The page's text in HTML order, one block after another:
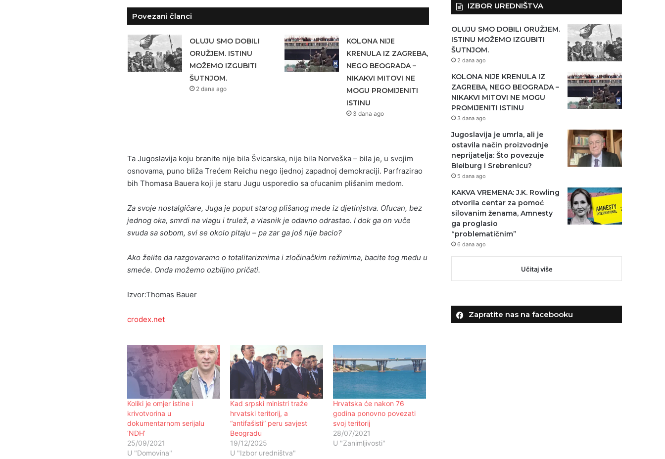
Povezani članci
OLUJU SMO DOBILI
ORUŽJEM. ISTINU
MOŽEMO IZGUBITI
ŠUTNJOM.
2 dana ago
KOLONA NIJE
KRENULA IZ ZAGREBA,
NEGO BEOGRADA –
NIKAKVI MITOVI NE
MOGU PROMIJENITI
ISTINU
3 dana ago
Ta Jugoslavija koju branite nije bila Švicarska, nije bila Norveška – bila je, u svojim
osnovama, puno bliža Trećem Reichu nego ijednoj zapadnoj demokraciji. Parfrazirao
bih Thomasa Bauera koji je staru Jugu usporedio sa ofucanim plišanim medom.
Za svoje nostalgičare, Juga je poput starog plišanog mede iz djetinjstva. Ofucan, bez
jednog oka, smrdi na vlagu i trulež, a vlasnik je odavno odrastao. I dok ga on vuče
svuda sa sobom, svi se okolo pitaju – pa zar ga još nije bacio?
Ako želite da razgovaramo o totalitarizmima i zločinačkim režimima, bacite tog medu u
smeće. Onda možemo ozbiljno pričati.
Izvor:Thomas Bauer
crodex.net
Koliki je omjer istine i
krivotvorina u
dokumentarnom serijalu
‘NDH’
25/09/2021
U "Domovina"
Kad srpski ministri traže
hrvatski teritorij, a
“antifašisti” peru savjest
Beogradu
19/12/2025
U "Izbor uredništva"
Hrvatska će nakon 76
godina ponovno povezati
svoj teritorij
28/07/2021
U "Zanimljivosti"
IZBOR UREDNIŠTVA
OLUJU SMO DOBILI ORUŽJEM.
ISTINU MOŽEMO IZGUBITI
ŠUTNJOM.
2 dana ago
KOLONA NIJE KRENULA IZ
ZAGREBA, NEGO BEOGRADA –
NIKAKVI MITOVI NE MOGU
PROMIJENITI ISTINU
3 dana ago
Jugoslavija je umrla, ali je
ostavila način proizvodnje
neprijatelja: Što povezuje
Bleiburg i Srebrenicu?
5 dana ago
KAKVA VREMENA: J.K. Rowling
otvorila centar za pomoć
silovanim ženama, Amnesty
ga proglasio
“problematičnim”
6 dana ago
Učitaj više
Zapratite nas na facebooku